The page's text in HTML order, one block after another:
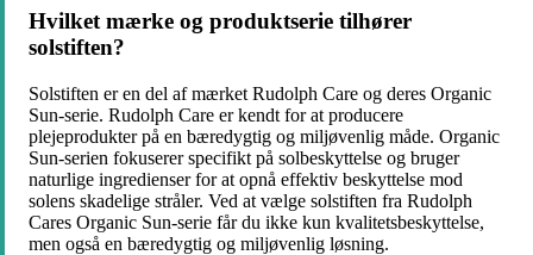
Hvilket mærke og produktserie tilhører
solstiften?
Solstiften er en del af mærket Rudolph Care og deres Organic
Sun-serie. Rudolph Care er kendt for at producere
plejeprodukter på en bæredygtig og miljøvenlig måde. Organic
Sun-serien fokuserer specifikt på solbeskyttelse og bruger
naturlige ingredienser for at opnå effektiv beskyttelse mod
solens skadelige stråler. Ved at vælge solstiften fra Rudolph
Cares Organic Sun-serie får du ikke kun kvalitetsbeskyttelse,
men også en bæredygtig og miljøvenlig løsning.